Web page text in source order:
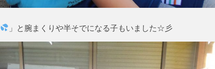
」と腕まくりや半そでになる子もいました☆彡